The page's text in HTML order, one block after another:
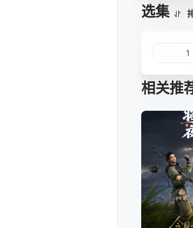
选集
1
相关推